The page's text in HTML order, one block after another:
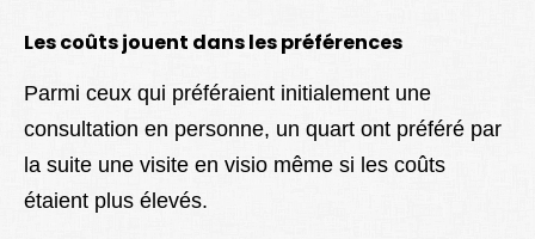
Les coûts jouent dans les préférences
Parmi ceux qui préféraient initialement une
consultation en personne, un quart ont préféré par
la suite une visite en visio même si les coûts
étaient plus élevés.